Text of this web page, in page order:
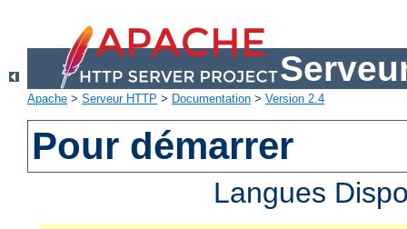
Apache > Serveur HTTP > Documentation > Version 2.4
Pour démarrer
Langues